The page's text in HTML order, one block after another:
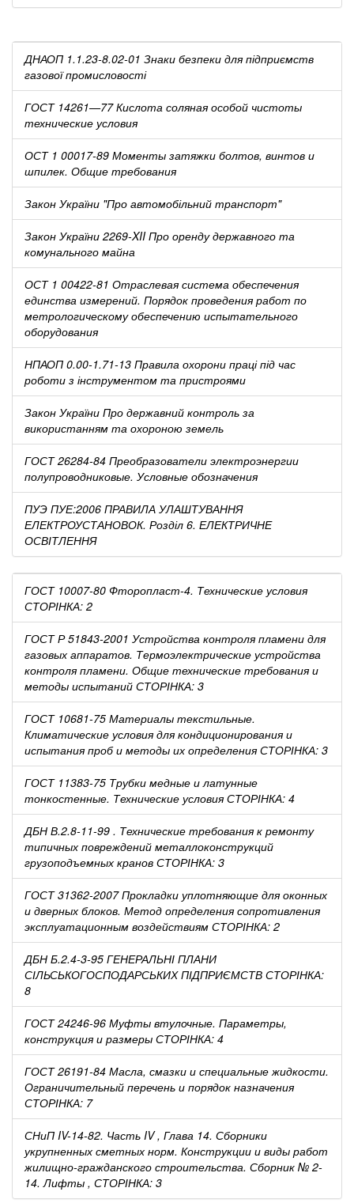
ДНАОП 1.1.23-8.02-01 Знаки безпеки для підприємств
газової промисловості
ГОСТ 14261—77 Кислота соляная особой чистоты
технические условия
ОСТ 1 00017-89 Моменты затяжки болтов, винтов и
шпилек. Общие требования
Закон України "Про автомобільний транспорт"
Закон України 2269-XII Про оренду державного та
комунального майна
ОСТ 1 00422-81 Отраслевая система обеспечения
единства измерений. Порядок проведения работ по
метрологическому обеспечению испытательного
оборудования
НПАОП 0.00-1.71-13 Правила охорони праці під час
роботи з інструментом та пристроями
Закон України Про державний контроль за
використанням та охороною земель
ГОСТ 26284-84 Преобразователи электроэнергии
полупроводниковые. Условные обозначения
ПУЭ ПУЕ:2006 ПРАВИЛА УЛАШТУВАННЯ
ЕЛЕКТРОУСТАНОВОК. Розділ 6. ЕЛЕКТРИЧНЕ
ОСВІТЛЕННЯ
ГОСТ 10007-80 Фторопласт-4. Технические условия
СТОРІНКА: 2
ГОСТ Р 51843-2001 Устройства контроля пламени для
газовых аппаратов. Термоэлектрические устройства
контроля пламени. Общие технические требования и
методы испытаний СТОРІНКА: 3
ГОСТ 10681-75 Материалы текстильные.
Климатические условия для кондиционирования и
испытания проб и методы их определения СТОРІНКА: 3
ГОСТ 11383-75 Трубки медные и латунные
тонкостенные. Технические условия СТОРІНКА: 4
ДБН В.2.8-11-99 . Технические требования к ремонту
типичных повреждений металлоконструкций
грузоподъемных кранов СТОРІНКА: 3
ГОСТ 31362-2007 Прокладки уплотняющие для оконных
и дверных блоков. Метод определения сопротивления
эксплуатационным воздействиям СТОРІНКА: 2
ДБН Б.2.4-3-95 ГЕНЕРАЛЬНІ ПЛАНИ
СІЛЬСЬКОГОСПОДАРСЬКИХ ПІДПРИЄМСТВ СТОРІНКА:
8
ГОСТ 24246-96 Муфты втулочные. Параметры,
конструкция и размеры СТОРІНКА: 4
ГОСТ 26191-84 Масла, смазки и специальные жидкости.
Ограничительный перечень и порядок назначения
СТОРІНКА: 7
СНиП IV-14-82. Часть IV , Глава 14. Сборники
укрупненных сметных норм. Конструкции и виды работ
жилищно-гражданского строительства. Сборник № 2-
14. Лифты , СТОРІНКА: 3